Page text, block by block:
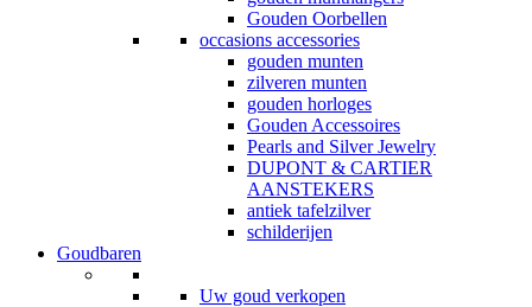
Gouden Oorbellen
occasions accessories
gouden munten
zilveren munten
gouden horloges
Gouden Accessoires
Pearls and Silver Jewelry
DUPONT & CARTIER
AANSTEKERS
antiek tafelzilver
schilderijen
Goudbaren
Uw goud verkopen